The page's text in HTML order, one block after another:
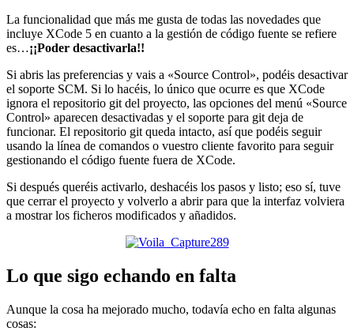
La funcionalidad que más me gusta de todas las novedades que
incluye XCode 5 en cuanto a la gestión de código fuente se refiere
es…¡¡Poder desactivarla!!
Si abris las preferencias y vais a «Source Control», podéis desactivar
el soporte SCM. Si lo hacéis, lo único que ocurre es que XCode
ignora el repositorio git del proyecto, las opciones del menú «Source
Control» aparecen desactivadas y el soporte para git deja de
funcionar. El repositorio git queda intacto, así que podéis seguir
usando la línea de comandos o vuestro cliente favorito para seguir
gestionando el código fuente fuera de XCode.
Si después queréis activarlo, deshacéis los pasos y listo; eso sí, tuve
que cerrar el proyecto y volverlo a abrir para que la interfaz volviera
a mostrar los ficheros modificados y añadidos.
Lo que sigo echando en falta
Aunque la cosa ha mejorado mucho, todavía echo en falta algunas
cosas: